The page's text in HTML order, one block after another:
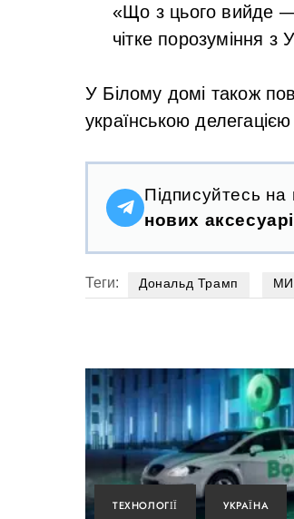
«Що з цього вийде —
чітке порозуміння
У Білому домі також
українською
Підписуйтесь
нових
Теги: Дональд Трамп
ТЕХНОЛОГІЇ УКРАЇНА